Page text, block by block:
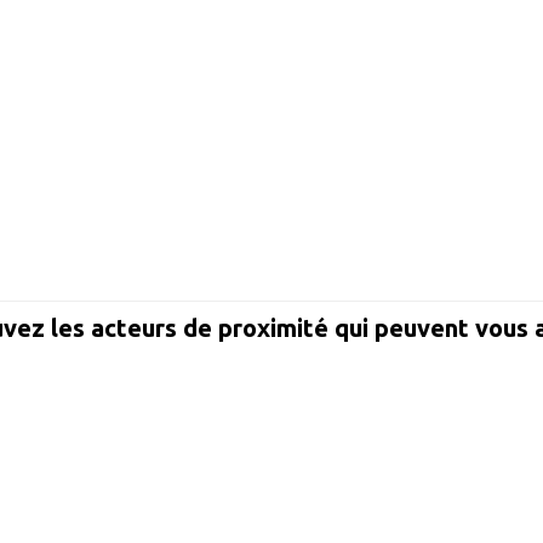
les acteurs de proximité qui peuvent vous